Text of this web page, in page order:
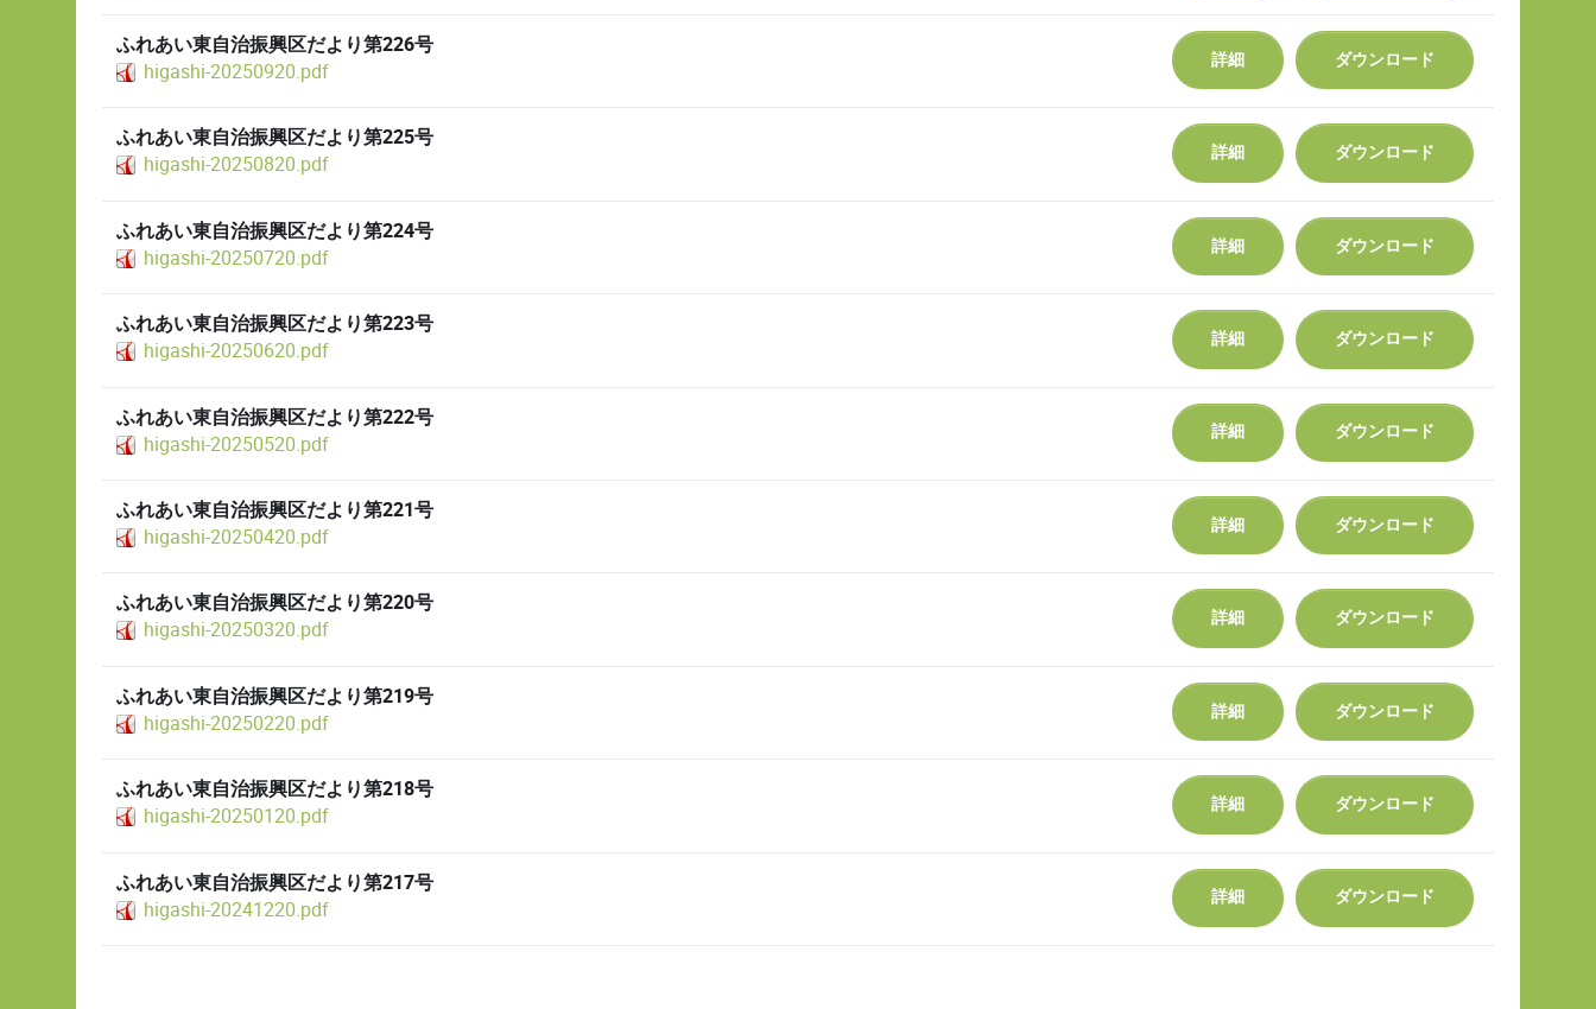
ふれあい東自治振興区だより第226号
higashi-20250920.pdf ダウンロード
詳細
ふれあい東自治振興区だより第225号
higashi-20250820.pdf ダウンロード
詳細
ふれあい東自治振興区だより第224号
higashi-20250720.pdf ダウンロード
詳細
ふれあい東自治振興区だより第223号
higashi-20250620.pdf ダウンロード
詳細
ふれあい東自治振興区だより第222号
higashi-20250520.pdf ダウンロード
詳細
ふれあい東自治振興区だより第221号
higashi-20250420.pdf ダウンロード
詳細
ふれあい東自治振興区だより第220号
higashi-20250320.pdf ダウンロード
詳細
ふれあい東自治振興区だより第219号
higashi-20250220.pdf ダウンロード
詳細
ふれあい東自治振興区だより第218号
higashi-20250120.pdf ダウンロード
詳細
ふれあい東自治振興区だより第217号
higashi-20241220.pdf ダウンロード
詳細